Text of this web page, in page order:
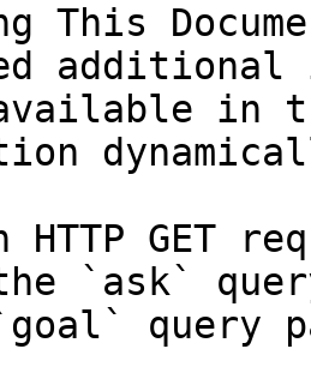
This
in
HTTP GET
`ask`
query